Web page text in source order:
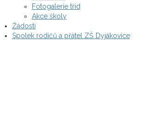
Fotogalerie tříd
Akce školy
Žádosti
Spolek rodičů a přátel ZŠ Dyjákovice